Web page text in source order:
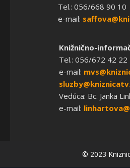
Tel.: 056/668 90 10
e-mail:
Knižnično-
Tel.: 056/672 42 22
e-mail:
Vedúca: Bc. Janka
e-mail:
© 2023